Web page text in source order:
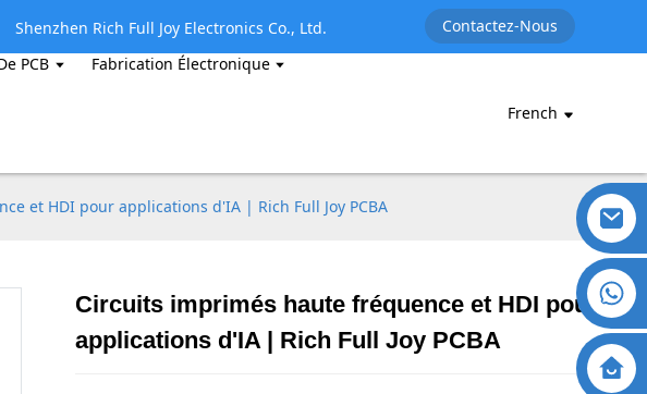
Shenzhen Rich Full Joy Electronics Co., Ltd.
Contactez-Nous
PCB Fabrication Électronique
French
et HDI pour applications d'IA | Rich Full Joy PCBA
Circuits imprimés haute fréquence et HDI pour
applications d'IA | Rich Full Joy PCBA